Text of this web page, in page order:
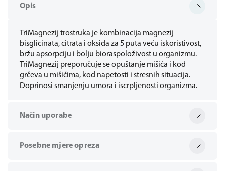
Opis
TriMagnezij trostruka je kombinacija magnezij
bisglicinata, citrata i oksida za 5 puta veću iskoristivost,
bržu apsorpciju i bolju bioraspoloživost u organizmu.
TriMagnezij preporučuje se opuštanje mišića i kod
grčeva u mišićima, kod napetosti i stresnih situacija.
Doprinosi smanjenju umora i iscrpljenosti organizma.
Način uporabe
Posebne mjere opreza